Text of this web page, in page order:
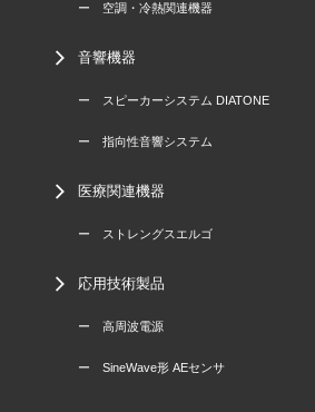
ー 空調・冷熱関連機器
音響機器
ー スピーカーシステム DIATONE
ー 指向性音響システム
医療関連機器
ー ストレングスエルゴ
応用技術製品
ー 高周波電源
ー SineWave形 AEセンサ